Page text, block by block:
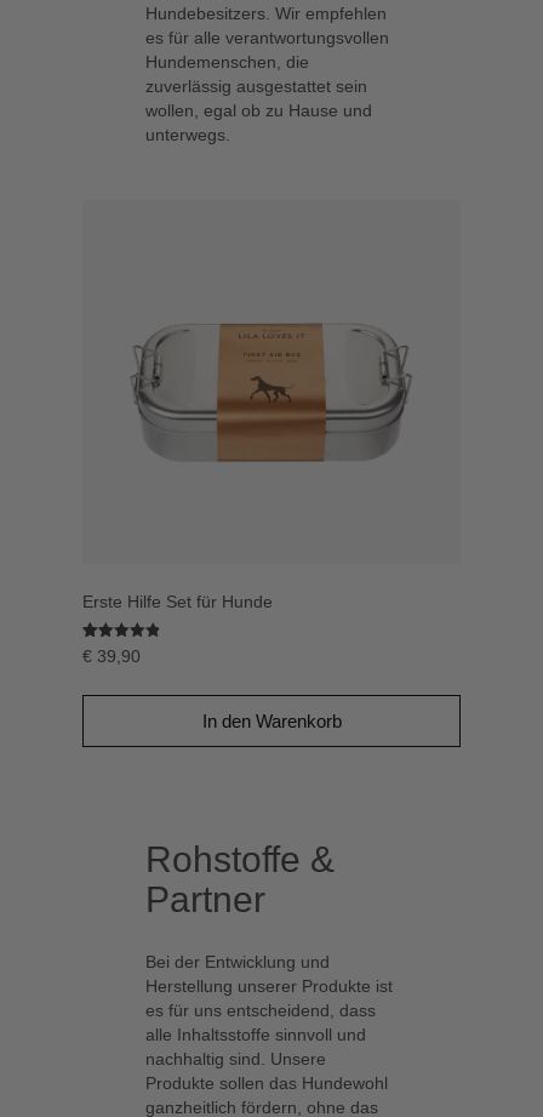
Erste Hilfe Set für Hunde
Bewertet mit
4.8837209302326
basierend
129
€ 39,90
In den Warenkorb
Hundebesitzers. Wir empfehlen
es für alle verantwortungsvollen
Hundemenschen, die
zuverlässig ausgestattet sein
wollen, egal ob zu Hause und
unterwegs.
Rohstoffe &
Partner
Bei der Entwicklung und
Herstellung unserer Produkte ist
es für uns entscheidend, dass
alle Inhaltsstoffe sinnvoll und
nachhaltig sind. Unsere
Produkte sollen das Hundewohl
ganzheitlich fördern, ohne das